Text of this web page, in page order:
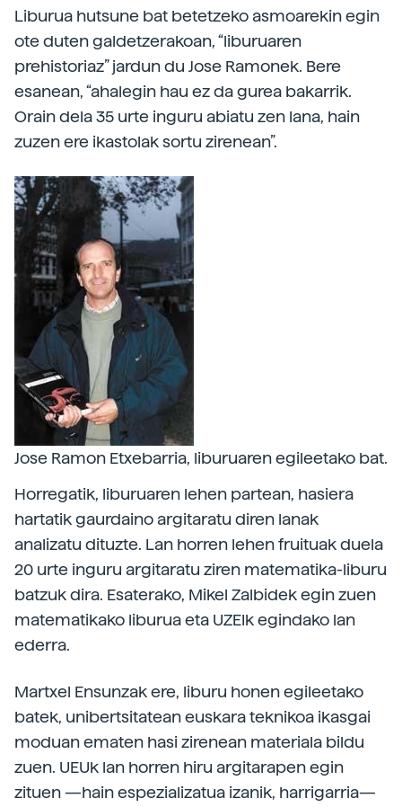
Liburua hutsune bat betetzeko asmoarekin egin
ote duten galdetzerakoan, “liburuaren
prehistoriaz” jardun du Jose Ramonek. Bere
esanean, “ahalegin hau ez da gurea bakarrik.
Orain dela 35 urte inguru abiatu zen lana, hain
zuzen ere ikastolak sortu zirenean”.
Jose Ramon Etxebarria, liburuaren egileetako bat.
Horregatik, liburuaren lehen partean, hasiera
hartatik gaurdaino argitaratu diren lanak
analizatu dituzte. Lan horren lehen fruituak duela
20 urte inguru argitaratu ziren matematika-liburu
batzuk dira. Esaterako, Mikel Zalbidek egin zuen
matematikako liburua eta UZEIk egindako lan
ederra.
Martxel Ensunzak ere, liburu honen egileetako
batek, unibertsitatean euskara teknikoa ikasgai
moduan ematen hasi zirenean materiala bildu
zuen. UEUk lan horren hiru argitarapen egin
zituen —hain espezializatua izanik, harrigarria—